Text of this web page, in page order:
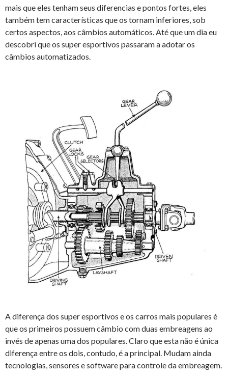
mais que eles tenham seus diferencias e pontos fortes, eles
também tem características que os tornam inferiores, sob
certos aspectos, aos câmbios automáticos. Até que um dia eu
descobri que os super esportivos passaram a adotar os
câmbios automatizados.
A diferença dos super esportivos e os carros mais populares é
que os primeiros possuem câmbio com duas embreagens ao
invés de apenas uma dos populares. Claro que esta não é única
diferença entre os dois, contudo, é a principal. Mudam ainda
tecnologias, sensores e software para controle da embreagem.